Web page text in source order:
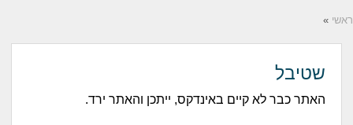
ראשי »
שטיבל
האתר כבר לא קיים באינדקס, ייתכן והאתר ירד.